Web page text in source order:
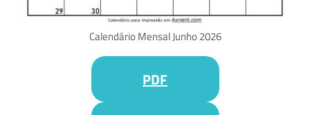
Calendário Mensal Junho 2026
PDF